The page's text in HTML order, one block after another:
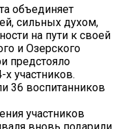
объединяет
сильных духом,
на пути к своей
и Озерского
предстояло
участников.
36 воспитанников
участников